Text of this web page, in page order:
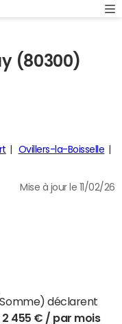
(80300)
Ovillers-la-Boisselle
Mise à jour le 11/02/26
déclarent
2 455 € / par mois